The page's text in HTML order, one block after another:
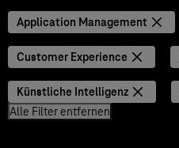
Application Management
Customer Experience
Künstliche Intelligenz
Alle Filter entfernen